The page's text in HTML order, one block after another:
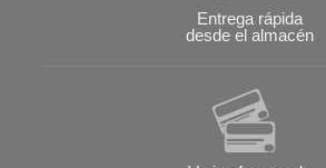
Entrega rápida
desde el almacén